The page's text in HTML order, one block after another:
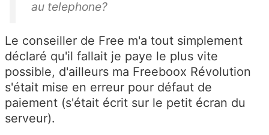
au telephone?
Le conseiller de Free m'a tout simplement
déclaré qu'il fallait je paye le plus vite
possible, d'ailleurs ma Freeboox Révolution
s'était mise en erreur pour défaut de
paiement (s'était écrit sur le petit écran du
serveur).